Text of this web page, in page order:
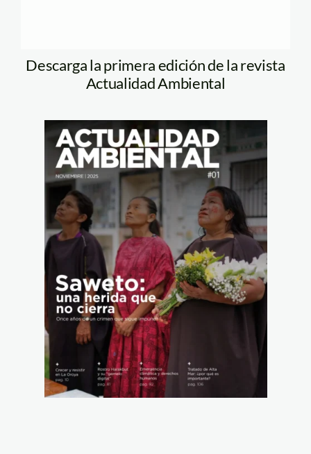
Descarga la primera edición de la revista
Actualidad Ambiental